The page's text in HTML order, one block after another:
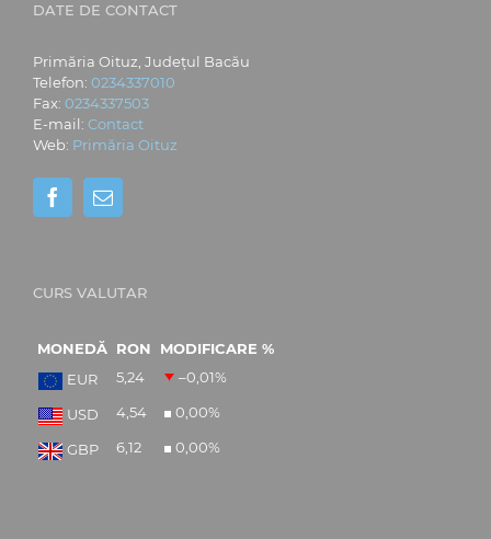
DATE DE CONTACT
Primăria Oituz, Județul Bacău
Telefon: 0234337010
Fax: 0234337503
E-mail: Contact
Web: Primăria Oituz
CURS VALUTAR
MONEDĂ RON
MODIFICARE %
EUR
5,24 –0,01%
USD 4,54 0,00%
GBP 6,12 0,00%